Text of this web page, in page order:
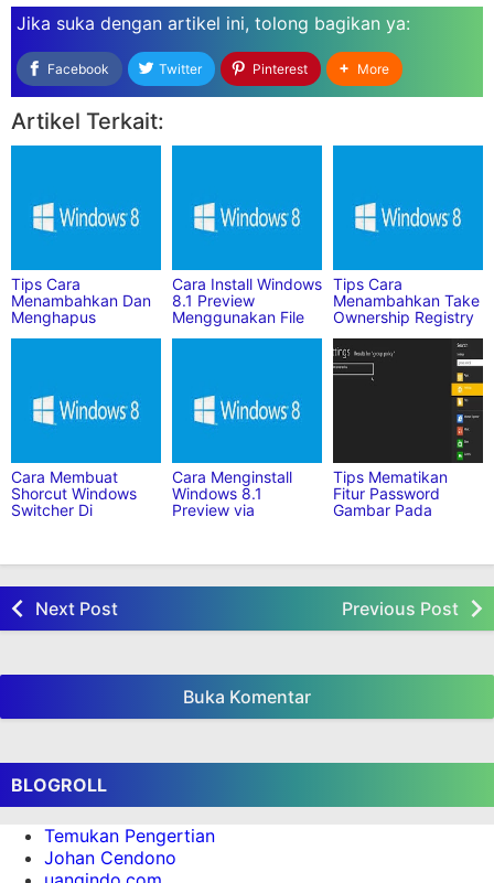
Jika suka dengan artikel ini, tolong bagikan ya:
Facebook Twitter Pinterest More
Artikel Terkait:
Tips Cara
Menambahkan Dan
Menghapus
Cara Install Windows
8.1 Preview
Menggunakan File
Tips Cara
Menambahkan Take
Ownership Registry
yang Cukup Simple
Cara Membuat
Shorcut Windows
Switcher Di
Cara Menginstall
Windows 8.1
Preview via
Tips Mematikan
Fitur Password
Gambar Pada
Next Post Previous Post
Buka Komentar
BLOGROLL
Temukan Pengertian
Johan Cendono